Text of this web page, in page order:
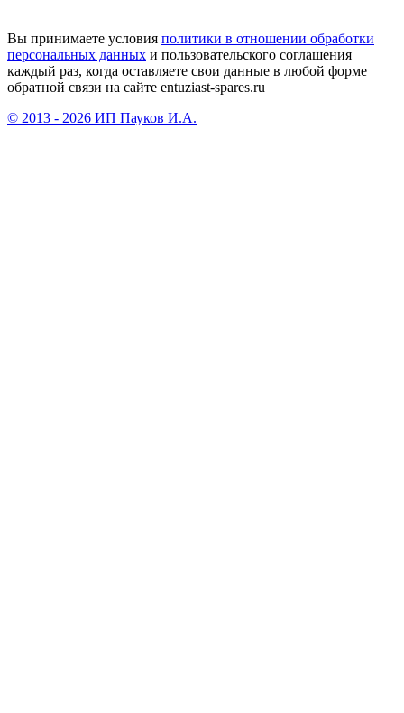
Вы принимаете условия политики в отношении обработки
персональных данных и пользовательского соглашения
каждый раз, когда оставляете свои данные в любой форме
обратной связи на сайте entuziast-spares.ru
© 2013 - 2026 ИП Пауков И.А.